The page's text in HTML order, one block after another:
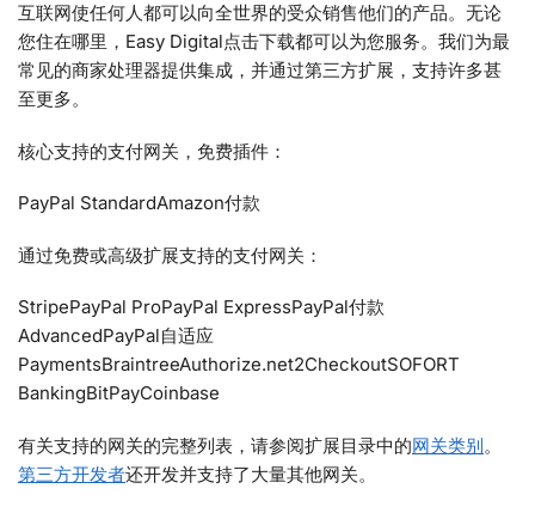
互联网使任何人都可以向全世界的受众销售他们的产品。无论
您住在哪里，Easy Digital点击下载都可以为您服务。我们为最
常见的商家处理器提供集成，并通过第三方扩展，支持许多甚
至更多。
核心支持的支付网关，免费插件：
PayPal StandardAmazon付款
通过免费或高级扩展支持的支付网关：
StripePayPal ProPayPal ExpressPayPal付款
AdvancedPayPal自适应
PaymentsBraintreeAuthorize.net2CheckoutSOFORT
BankingBitPayCoinbase
有关支持的网关的完整列表，请参阅扩展目录中的网关类别。
第三方开发者还开发并支持了大量其他网关。